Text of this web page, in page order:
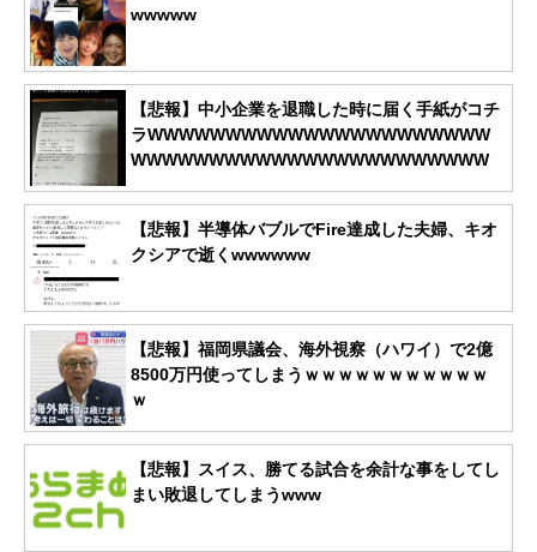
wwwww
【悲報】中小企業を退職した時に届く手紙がコチ
ラWWWWWWWWWWWWWWWWWWWWWW
WWWWWWWWWWWWWWWWWWWWWWW
【悲報】半導体バブルでFire達成した夫婦、キオ
クシアで逝くwwwwww
【悲報】福岡県議会、海外視察（ハワイ）で2億
8500万円使ってしまうｗｗｗｗｗｗｗｗｗｗｗ
ｗ
【悲報】スイス、勝てる試合を余計な事をしてし
まい敗退してしまうwww